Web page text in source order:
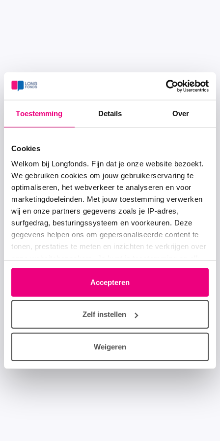
Toestemming Details Over
Cookies
Welkom bij Longfonds. Fijn dat je onze website bezoekt.
We gebruiken cookies om jouw gebruikerservaring te
optimaliseren, het webverkeer te analyseren en voor
marketingdoeleinden. Met jouw toestemming verwerken
wij en onze partners gegevens zoals je IP-adres,
surfgedrag, besturingssysteem en voorkeuren. Deze
gegevens helpen ons om gepersonaliseerde content te
tonen, prestaties te meten en inzichten te verkrijgen over
moment wijzigen of intrekken via het cookie-icoontje
linksonder elke pagina. De lijst met partners is te vinden
in het tabblad “details”.
Accepteren
Zelf instellen
Weigeren